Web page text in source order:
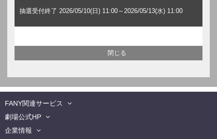
抽選受付終了 2026/05/10(日) 11:00～2026/05/13(水) 11:00
FANY関連サービス
劇場公式HP
企業情報